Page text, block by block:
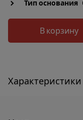
Тип основания
В корзину
Характеристики